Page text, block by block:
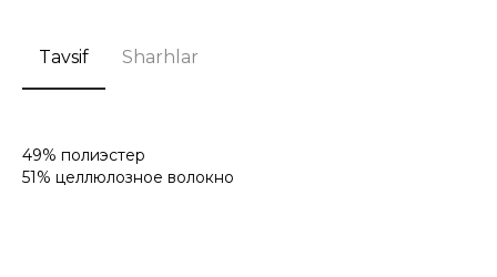
Tavsif Sharhlar
49% полиэстер
51% целлюлозное волокно